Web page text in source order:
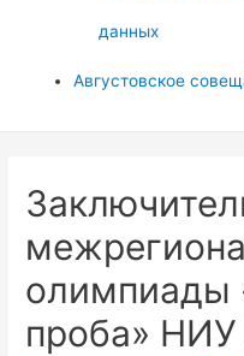
данных
Августовское
олимпиады
проба»